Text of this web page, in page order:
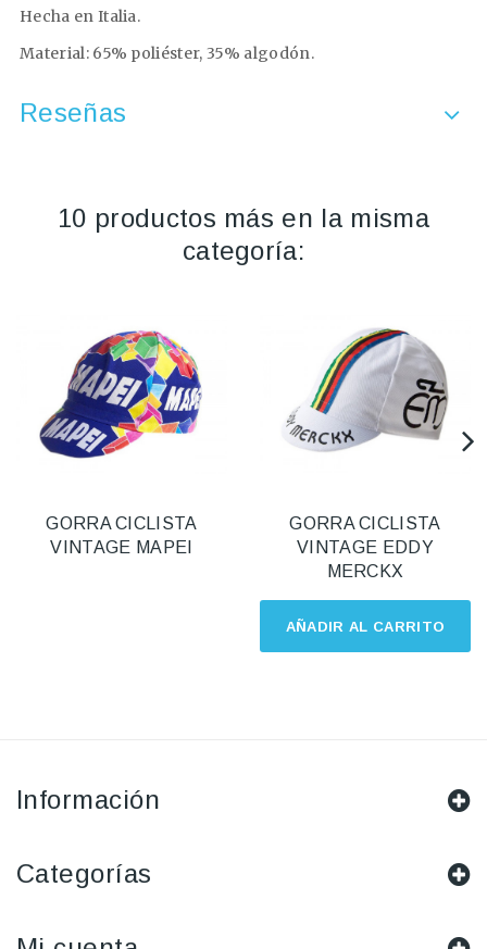
Hecha en Italia.
Material: 65% poliéster, 35% algodón.
Reseñas
10 productos más en la misma
categoría:
GORRA CICLISTA
VINTAGE MAPEI
AÑADIR AL CARRITO
GORRA CICLISTA
VINTAGE EDDY
MERCKX
Información
Categorías